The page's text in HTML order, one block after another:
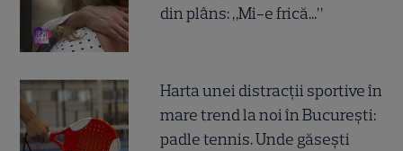
din plâns: „Mi-e frică...”
Harta unei distracții sportive în
mare trend la noi în București:
padle tennis. Unde găsești